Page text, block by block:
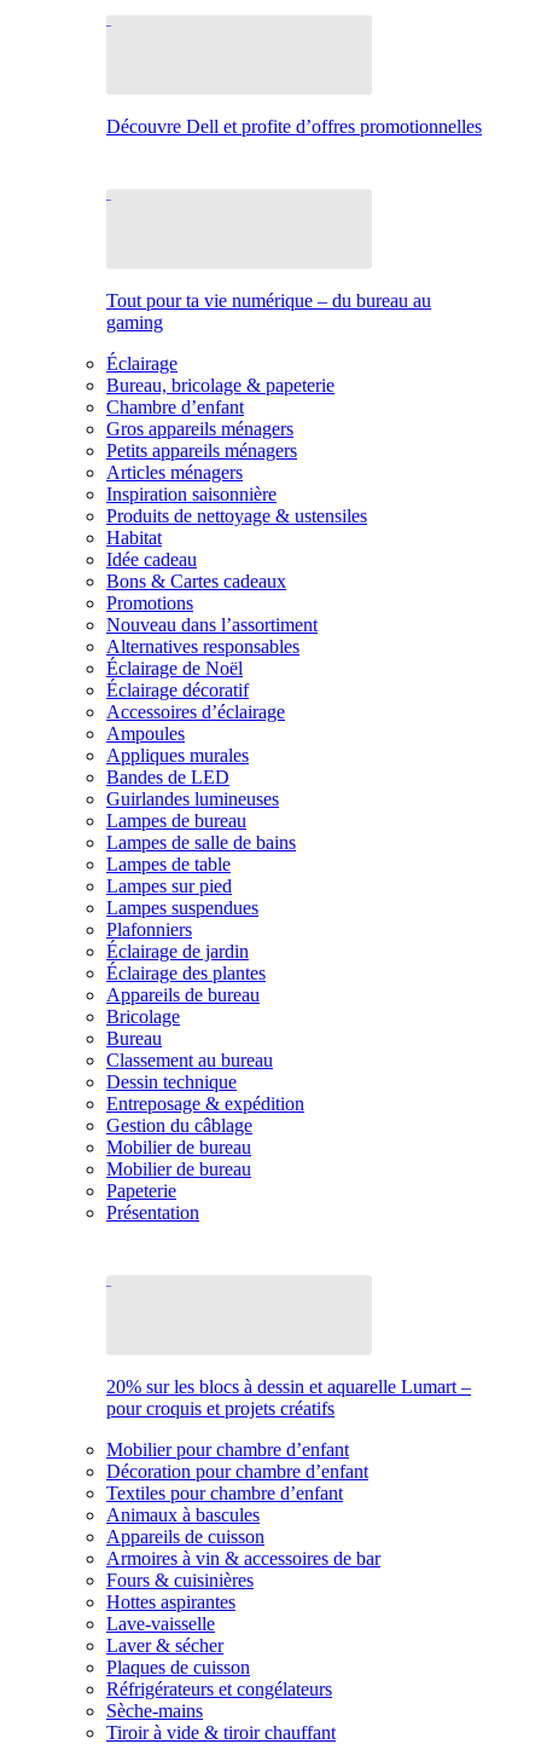
Découvre Dell et profite d’offres promotionnelles
Tout pour ta vie numérique – du bureau au
gaming
Éclairage
Bureau, bricolage & papeterie
Chambre d’enfant
Gros appareils ménagers
Petits appareils ménagers
Articles ménagers
Inspiration saisonnière
Produits de nettoyage & ustensiles
Habitat
Idée cadeau
Bons & Cartes cadeaux
Promotions
Nouveau dans l’assortiment
Alternatives responsables
Éclairage de Noël
Éclairage décoratif
Accessoires d’éclairage
Ampoules
Appliques murales
Bandes de LED
Guirlandes lumineuses
Lampes de bureau
Lampes de salle de bains
Lampes de table
Lampes sur pied
Lampes suspendues
Plafonniers
Éclairage de jardin
Éclairage des plantes
Appareils de bureau
Bricolage
Bureau
Classement au bureau
Dessin technique
Entreposage & expédition
Gestion du câblage
Mobilier de bureau
Mobilier de bureau
Papeterie
Présentation
20% sur les blocs à dessin et aquarelle Lumart –
pour croquis et projets créatifs
Mobilier pour chambre d’enfant
Décoration pour chambre d’enfant
Textiles pour chambre d’enfant
Animaux à bascules
Appareils de cuisson
Armoires à vin & accessoires de bar
Fours & cuisinières
Hottes aspirantes
Lave-vaisselle
Laver & sécher
Plaques de cuisson
Réfrigérateurs et congélateurs
Sèche-mains
Tiroir à vide & tiroir chauffant